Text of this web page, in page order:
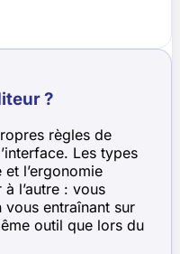
?
règles de
Les types
l’ergonomie
l’autre : vous
entraînant sur
outil que lors du